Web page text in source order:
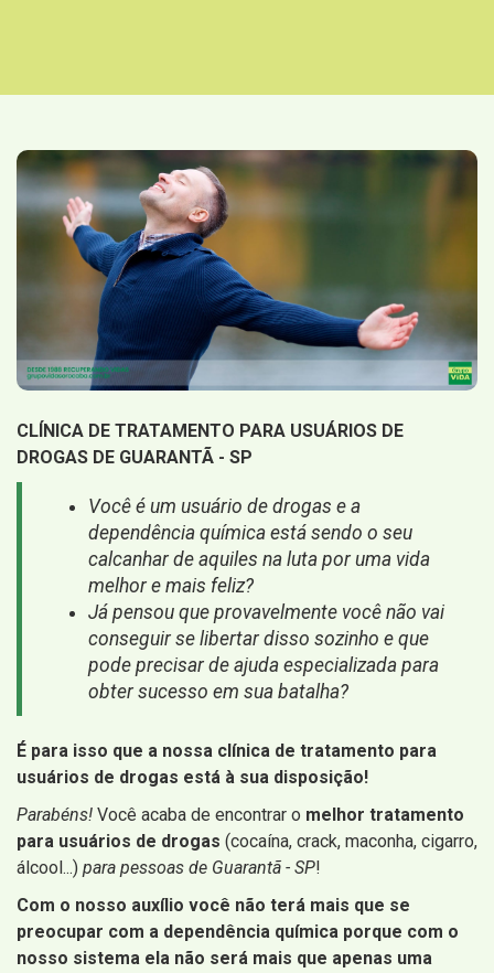
CLÍNICA DE TRATAMENTO PARA USUÁRIOS DE
DROGAS DE GUARANTÃ - SP
Você é um usuário de drogas e a
dependência química está sendo o seu
calcanhar de aquiles na luta por uma vida
melhor e mais feliz?
Já pensou que provavelmente você não vai
conseguir se libertar disso sozinho e que
pode precisar de ajuda especializada para
obter sucesso em sua batalha?
É para isso que a nossa clínica de tratamento para
usuários de drogas está à sua disposição!
Parabéns! Você acaba de encontrar o melhor tratamento
para usuários de drogas (cocaína, crack, maconha, cigarro,
álcool...) para pessoas de Guarantã - SP!
Com o nosso auxílio você não terá mais que se
preocupar com a dependência química porque com o
nosso sistema ela não será mais que apenas uma